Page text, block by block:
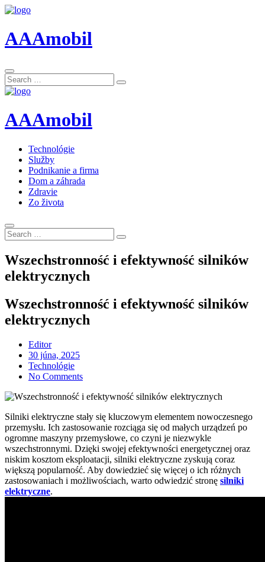
AAAmobil
Search
for:
Search
AAAmobil
Technológie
Služby
Podnikanie a firma
Dom a záhrada
Zdravie
Zo života
Search
for:
Search
Wszechstronność i efektywność silników
elektrycznych
Wszechstronność i efektywność silników
elektrycznych
Editor
Posted
on
30 júna, 2025
Technológie
No Comments
Silniki elektryczne stały się kluczowym elementem nowoczesnego
przemysłu. Ich zastosowanie rozciąga się od małych urządzeń po
ogromne maszyny przemysłowe, co czyni je niezwykle
wszechstronnymi. Dzięki swojej efektywności energetycznej oraz
niskim kosztom eksploatacji, silniki elektryczne zyskują coraz
większą popularność. Aby dowiedzieć się więcej o ich różnych
zastosowaniach i możliwościach, warto odwiedzić stronę silniki
elektryczne.